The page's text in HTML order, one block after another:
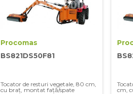
Procomas
BS821DS50F81
Tocator de resturi vegetale, 80 cm,
cu braț, montat față/spate
cm,